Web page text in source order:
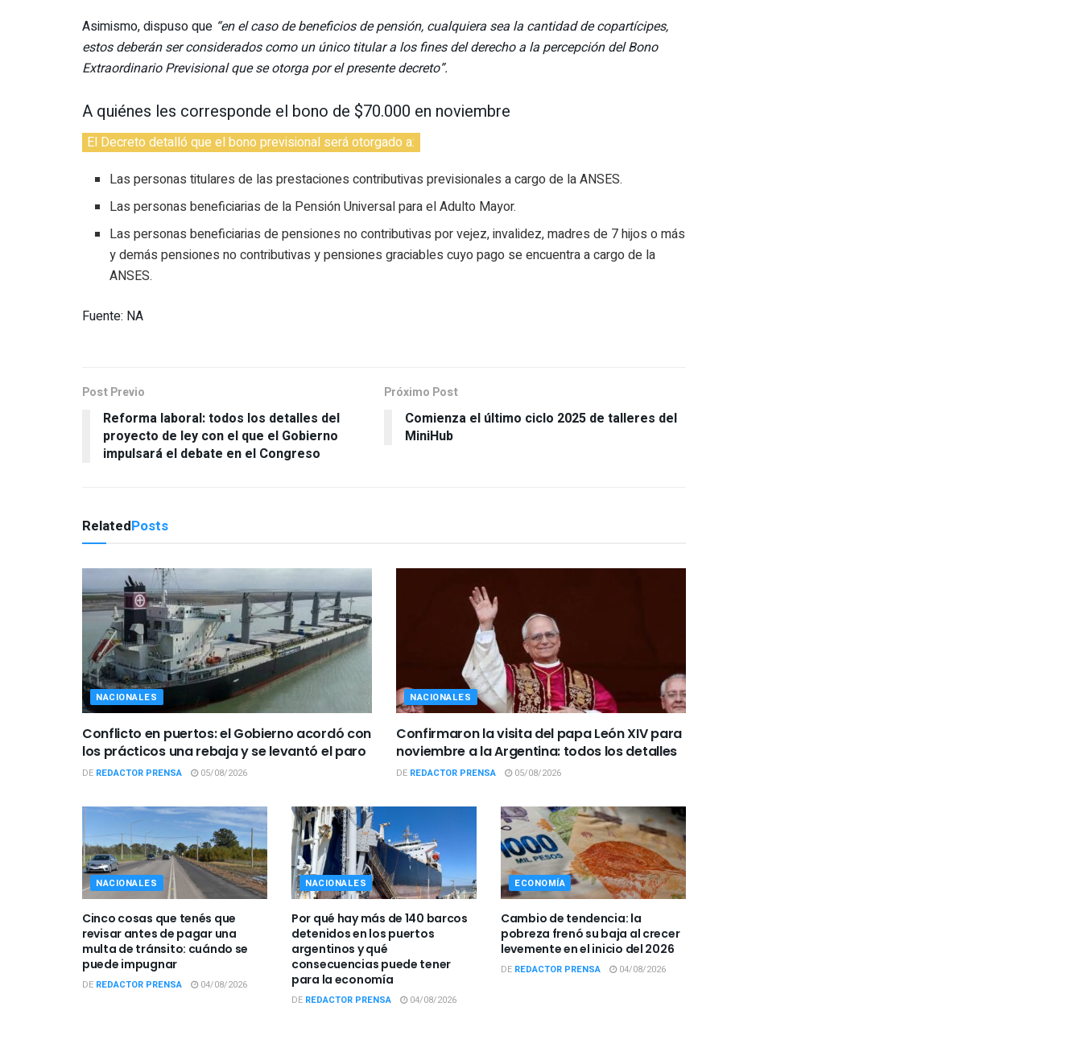
Asimismo, dispuso que “en el caso de beneficios de pensión, cualquiera sea la cantidad de copartícipes,
estos deberán ser considerados como un único titular a los fines del derecho a la percepción del Bono
Extraordinario Previsional que se otorga por el presente decreto”.
A quiénes les corresponde el bono de $70.000 en noviembre
El Decreto detalló que el bono previsional será otorgado a:
Las personas titulares de las prestaciones contributivas previsionales a cargo de la ANSES.
Las personas beneficiarias de la Pensión Universal para el Adulto Mayor.
Las personas beneficiarias de pensiones no contributivas por vejez, invalidez, madres de 7 hijos o más
y demás pensiones no contributivas y pensiones graciables cuyo pago se encuentra a cargo de la
ANSES.
Fuente: NA
Post Previo
Reforma laboral: todos los detalles del
proyecto de ley con el que el Gobierno
impulsará el debate en el Congreso
Próximo Post
Comienza el último ciclo 2025 de talleres del
MiniHub
RelatedPosts
NACIONALES
Conflicto en puertos: el Gobierno acordó con
los prácticos una rebaja y se levantó el paro
DE REDACTOR PRENSA 05/08/2026
NACIONALES
Confirmaron la visita del papa León XIV para
noviembre a la Argentina: todos los detalles
DE REDACTOR PRENSA 05/08/2026
NACIONALES
Cinco cosas que tenés que
revisar antes de pagar una
multa de tránsito: cuándo se
puede impugnar
DE REDACTOR PRENSA 04/08/2026
NACIONALES
Por qué hay más de 140 barcos
detenidos en los puertos
argentinos y qué
consecuencias puede tener
para la economía
DE REDACTOR PRENSA 04/08/2026
ECONOMÍA
Cambio de tendencia: la
pobreza frenó su baja al crecer
levemente en el inicio del 2026
DE REDACTOR PRENSA 04/08/2026